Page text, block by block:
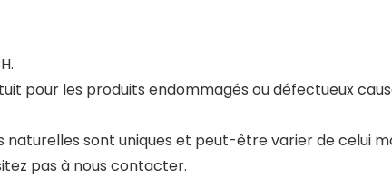
pour les produits endommagés ou défectueux
naturelles sont uniques et peut-être varier de celui
pas à nous contacter.